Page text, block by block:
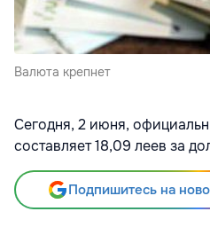
Валюта крепнет
Сегодня, 2 июня,
составляет 18,09 леев за
Подпишитесь на